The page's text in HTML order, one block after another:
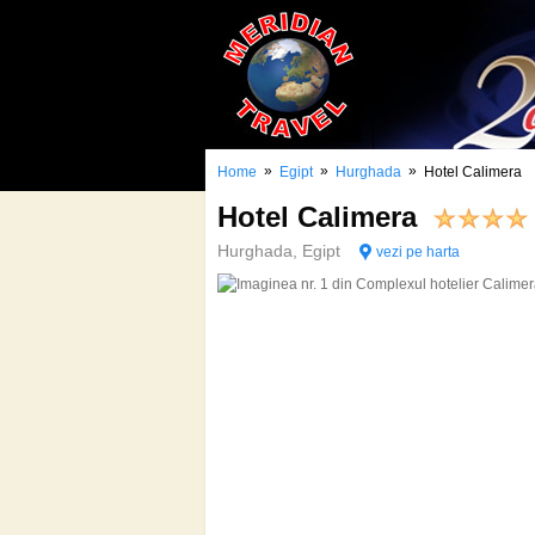
Home » Egipt » Hurghada » Hotel Calimera
Hotel Calimera
Hurghada, Egipt vezi pe harta